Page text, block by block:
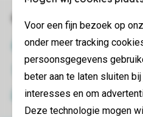
Voor een fijn bezoek op
onder meer tracking
persoonsgegevens
beter aan te laten sluiten
interesses en om
Deze technologie mogen
Book online securely and
SSL certificate
Secure payment